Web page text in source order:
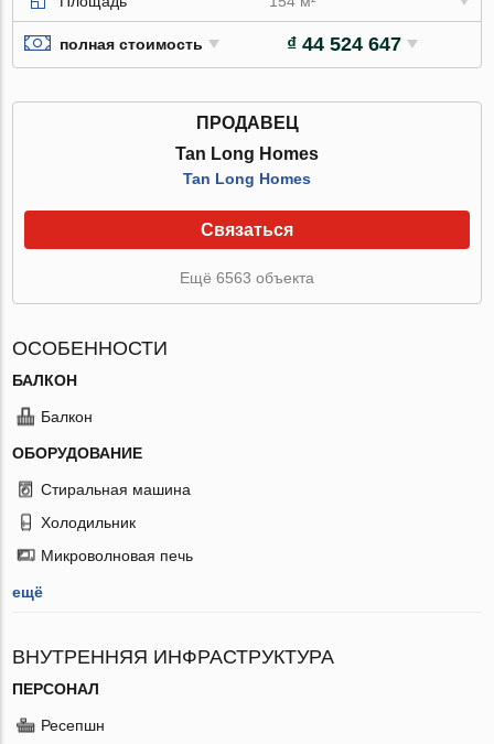
полная стоимость ₫ 44 524 647
ПРОДАВЕЦ
Tan Long Homes
Tan Long Homes
Связаться
Ещё 6563 объекта
ОСОБЕННОСТИ
БАЛКОН
Балкон
ОБОРУДОВАНИЕ
Стиральная машина
Холодильник
Микроволновая печь
ещё
ВНУТРЕННЯЯ ИНФРАСТРУКТУРА
ПЕРСОНАЛ
Ресепшн